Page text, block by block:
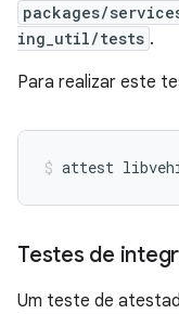
packages/
ing_util/tests .
Para realizar este
Testes de
Um teste de